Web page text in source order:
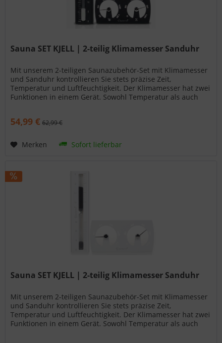
Sauna SET KJELL | 2-teilig Klimamesser Sanduhr
Mit unserem 2-teiligen Saunazubehör-Set mit Klimamesser
und Sanduhr kontrollieren Sie stets präzise Zeit,
Temperatur und Luftfeuchtigkeit. Der Klimamesser hat zwei
Funktionen in einem Gerät. Sowohl Temperatur als auch
Glaszylinder rieselt zuverlässig nach unten. Beide Geräte
einen schönen Akzent in Ihrer Sauna. Das Aluminium ist
pulverbeschichtet und für hohe Temperaturen bestens
54,99 € 62,99 €
Merken Sofort lieferbar
Sauna SET KJELL | 2-teilig Klimamesser Sanduhr
Mit unserem 2-teiligen Saunazubehör-Set mit Klimamesser
und Sanduhr kontrollieren Sie stets präzise Zeit,
Temperatur und Luftfeuchtigkeit. Der Klimamesser hat zwei
Funktionen in einem Gerät. Sowohl Temperatur als auch